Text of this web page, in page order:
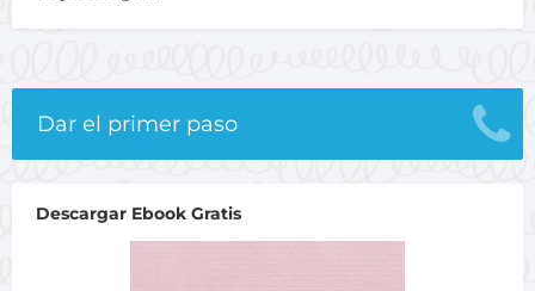
Dar el primer paso
Descargar Ebook Gratis